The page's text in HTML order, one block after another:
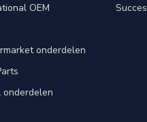
OEM
onderdelen
Succes